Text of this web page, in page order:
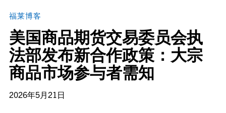
福莱博客
美国商品期货交易委员会执
法部发布新合作政策：大宗
商品市场参与者需知
2026年5月21日